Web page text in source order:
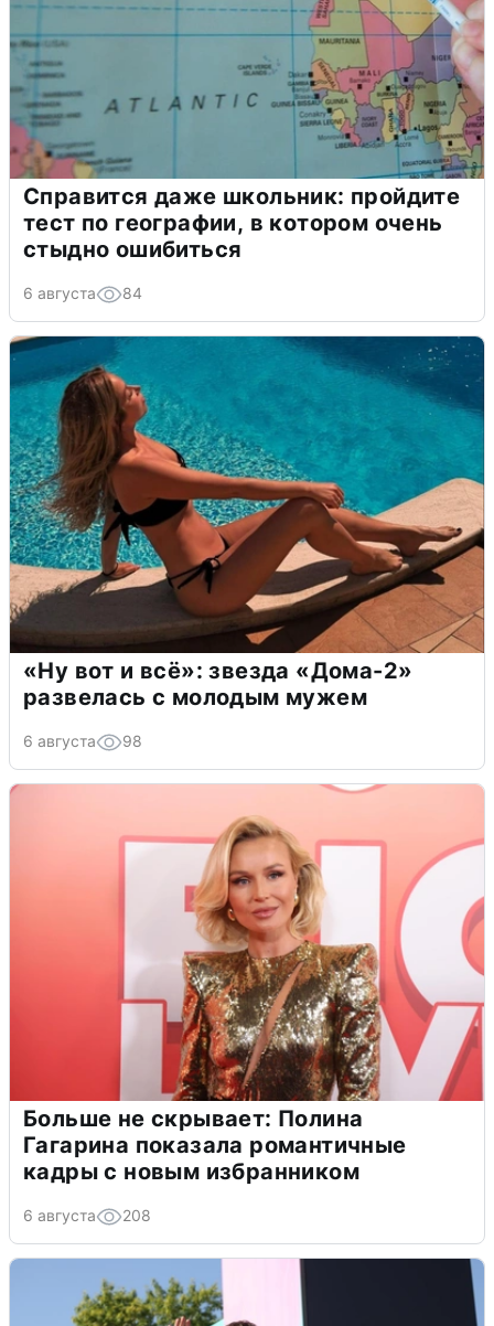
Справится даже школьник: пройдите
тест по географии, в котором очень
стыдно ошибиться
6 августа 84
«Ну вот и всё»: звезда «Дома-2»
развелась с молодым мужем
6 августа 98
Больше не скрывает: Полина
Гагарина показала романтичные
кадры с новым избранником
6 августа 208